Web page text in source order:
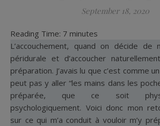
September 18, 2020
Reading Time: 7 minutes
L’accouchement, quand on décide de ne pas avoir de
péridurale et d’accoucher
préparation. J’avais lu que c’est comme
peut pas y aller “les mains dans les
préparée, que ce soit
psychologiquement. Voici donc mon
sur ce qui m’a conduit à vouloir m’y